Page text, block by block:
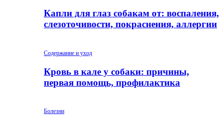
Капли для глаз собакам от: воспаления,
слезоточивости, покраснения, аллергии
Содержание и уход
Кровь в кале у собаки: причины,
первая помощь, профилактика
Болезни